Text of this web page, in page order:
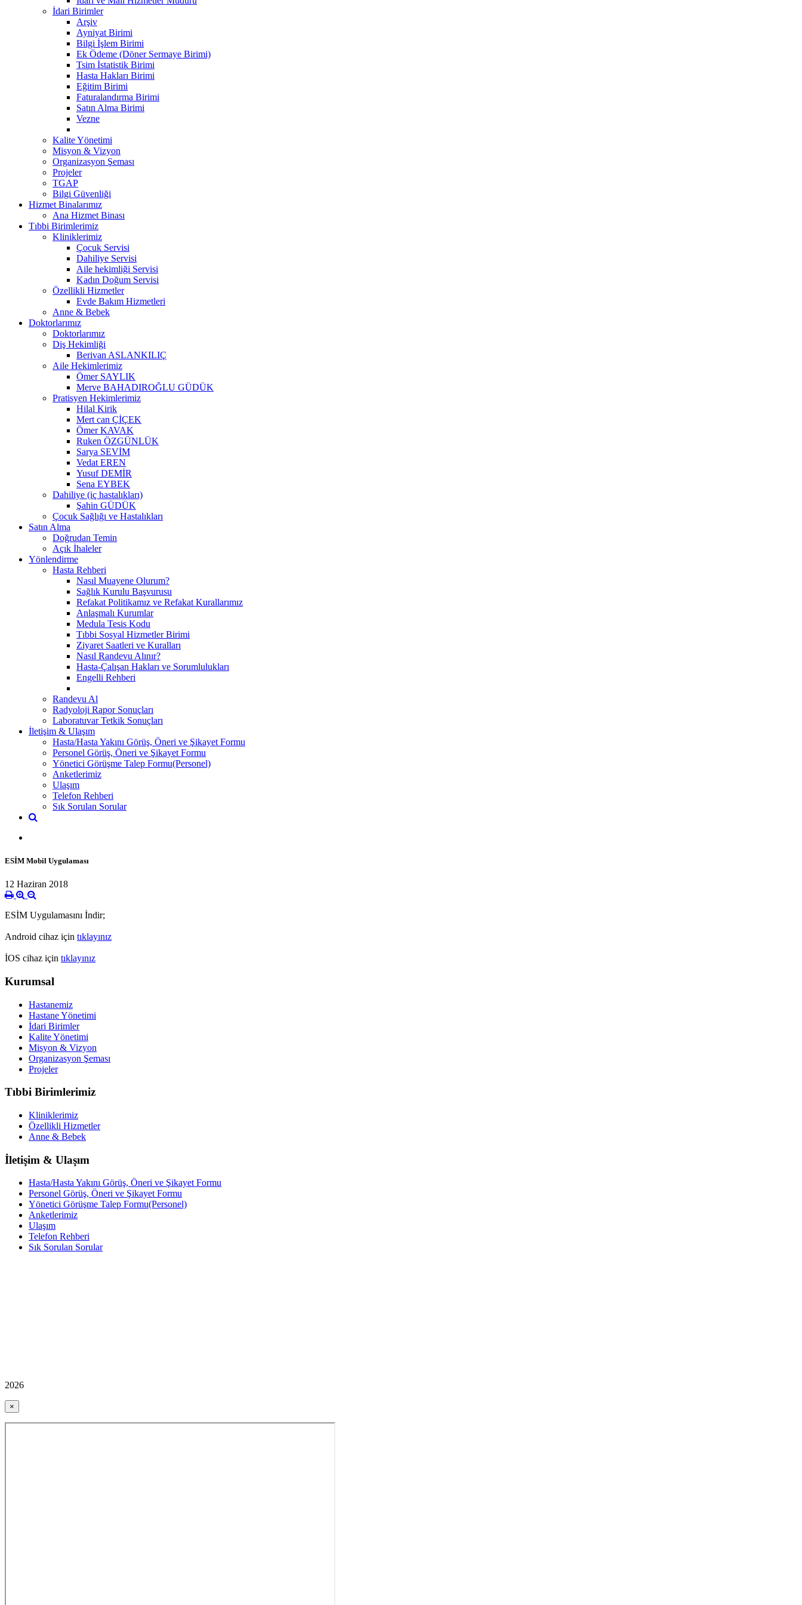
İdari Birimler
Arşiv
Ayniyat Birimi
Bilgi İşlem Birimi
Ek Ödeme (Döner Sermaye Birimi)
Tsim İstatistik Birimi
Hasta Hakları Birimi
Eğitim Birimi
Faturalandırma Birimi
Satın Alma Birimi
Vezne
Kalite Yönetimi
Misyon & Vizyon
Organizasyon Şeması
Projeler
TGAP
Bilgi Güvenliği
Hizmet Binalarımız
Ana Hizmet Binası
Tıbbi Birimlerimiz
Kliniklerimiz
Çocuk Servisi
Dahiliye Servisi
Aile hekimliği Servisi
Kadın Doğum Servisi
Özellikli Hizmetler
Evde Bakım Hizmetleri
Anne & Bebek
Doktorlarımız
Doktorlarımız
Diş Hekimliği
Berivan ASLANKILIÇ
Aile Hekimlerimiz
Ömer SAYLIK
Merve BAHADIROĞLU GÜDÜK
Pratisyen Hekimlerimiz
Hilal Kirik
Mert can ÇİÇEK
Ömer KAVAK
Ruken ÖZGÜNLÜK
Sarya SEVİM
Vedat EREN
Yusuf DEMİR
Sena EYBEK
Dahiliye (iç hastalıkları)
Şahin GÜDÜK
Çocuk Sağlığı ve Hastalıkları
Satın Alma
Doğrudan Temin
Açık İhaleler
Yönlendirme
Hasta Rehberi
Nasıl Muayene Olurum?
Sağlık Kurulu Başvurusu
Refakat Politikamız ve Refakat Kurallarımız
Anlaşmalı Kurumlar
Medula Tesis Kodu
Tıbbi Sosyal Hizmetler Birimi
Ziyaret Saatleri ve Kuralları
Nasıl Randevu Alınır?
Hasta-Çalışan Hakları ve Sorumlulukları
Engelli Rehberi
Randevu Al
Radyoloji Rapor Sonuçları
Laboratuvar Tetkik Sonuçları
İletişim & Ulaşım
Hasta/Hasta Yakını Görüş, Öneri ve Şikayet Formu
Personel Görüş, Öneri ve Şikayet Formu
Yönetici Görüşme Talep Formu(Personel)
Anketlerimiz
Ulaşım
Telefon Rehberi
Sık Sorulan Sorular
ESİM Mobil Uygulaması
12 Haziran 2018
ESİM Uygulamasını İndir;
Android cihaz için tıklayınız
İOS cihaz için tıklayınız
Kurumsal
Hastanemiz
Hastane Yönetimi
İdari Birimler
Kalite Yönetimi
Misyon & Vizyon
Organizasyon Şeması
Projeler
Tıbbi Birimlerimiz
Kliniklerimiz
Özellikli Hizmetler
Anne & Bebek
İletişim & Ulaşım
Hasta/Hasta Yakını Görüş, Öneri ve Şikayet Formu
Personel Görüş, Öneri ve Şikayet Formu
Yönetici Görüşme Talep Formu(Personel)
Anketlerimiz
Ulaşım
Telefon Rehberi
Sık Sorulan Sorular
2026
×